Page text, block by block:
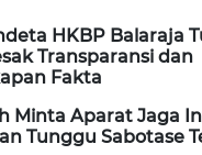
HKBP Balaraja
Transparansi dan
Fakta
Minta Aparat Jaga
Tunggu Sabotase